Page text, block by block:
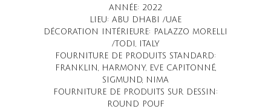
ANNÉE: 2022
LIEU: ABU DHABI /UAE
DÉCORATION INTÉRIEURE: PALAZZO MORELLI
/TODI, ITALY
FOURNITURE DE PRODUITS STANDARD:
FRANKLIN, HARMONY, EVE CAPITONNÉ,
SIGMUND, NIMA
FOURNITURE DE PRODUITS SUR DESSIN:
ROUND POUF